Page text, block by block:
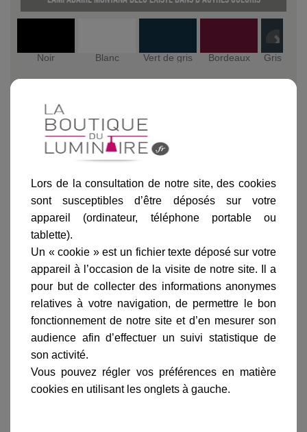
Noir Blanc Vert de gris Bordeaux Gris
Ajouter au panier
Informations produit
marque
livraison
gamme complète
Lors de la consultation de notre site, des cookies
sont susceptibles d’être déposés sur votre
appareil (ordinateur, téléphone portable ou
tablette).
Un « cookie » est un fichier texte déposé sur votre
appareil à l’occasion de la visite de notre site. Il a
pour but de collecter des informations anonymes
relatives à votre navigation, de permettre le bon
fonctionnement de notre site et d’en mesurer son
audience afin d’effectuer un suivi statistique de
son activité.
Vous pouvez régler vos préférences en matière
cookies en utilisant les onglets à gauche.